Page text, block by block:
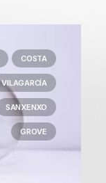
COSTA
VILAGARCÍA
SANXENXO
GROVE